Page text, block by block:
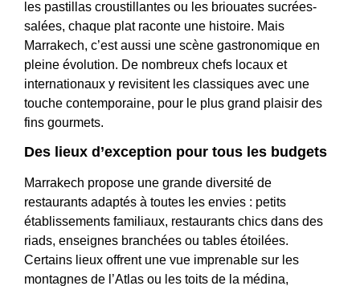
les pastillas croustillantes ou les briouates sucrées-
salées, chaque plat raconte une histoire. Mais
Marrakech, c’est aussi une scène gastronomique en
pleine évolution. De nombreux chefs locaux et
internationaux y revisitent les classiques avec une
touche contemporaine, pour le plus grand plaisir des
fins gourmets.
Des lieux d’exception pour tous les budgets
Marrakech propose une grande diversité de
restaurants adaptés à toutes les envies : petits
établissements familiaux, restaurants chics dans des
riads, enseignes branchées ou tables étoilées.
Certains lieux offrent une vue imprenable sur les
montagnes de l’Atlas ou les toits de la médina,